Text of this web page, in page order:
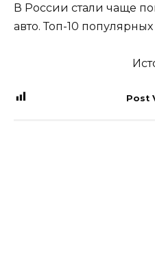
В России стали чаще
авто. Топ-10
Post